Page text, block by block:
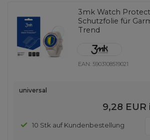
3mk Watch
Schutzfolie für
Trend
EAN: 5903108519021
universal
9,28 EUR
10 Stk auf Kundenbestellung